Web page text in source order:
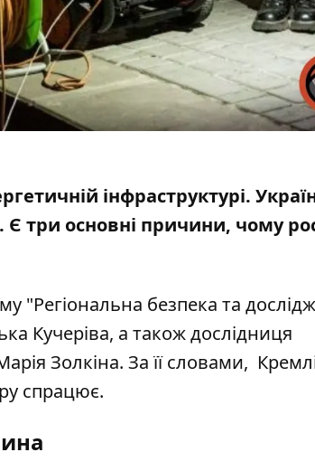
інфраструктурі.
Є три основні причини, чому
"Регіональна безпека та
Кучеріва, а також дослідниця
Золкіна. За її словами,
спрацює.